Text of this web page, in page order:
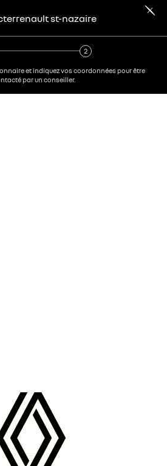
renaultst-nazaire
et indiquez vos coordonnées pour être
par un conseiller.